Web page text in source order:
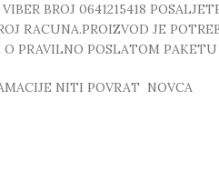
BROJ 0641215418
RACUNA.PROIZVOD JE
PRAVILNO POSLATOM
NITI POVRAT NOVCA